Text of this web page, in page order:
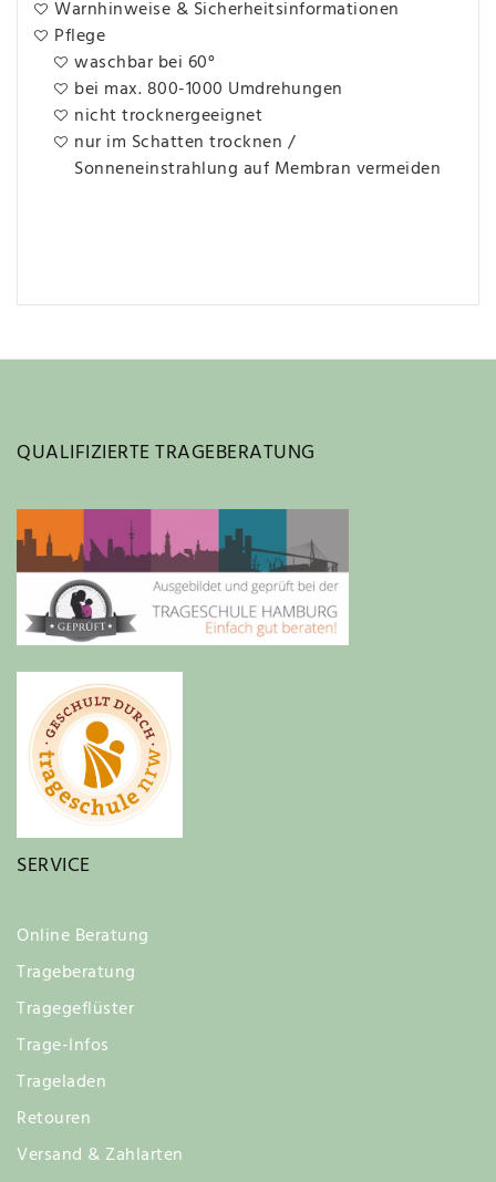
Warnhinweise & Sicherheitsinformationen
Pflege
waschbar bei 60°
bei max. 800-1000 Umdrehungen
nicht trocknergeeignet
nur im Schatten trocknen /
Sonneneinstrahlung auf Membran vermeiden
QUALIFIZIERTE TRAGEBERATUNG
SERVICE
Online Beratung
Trageberatung
Tragegeflüster
Trage-Infos
Trageladen
Retouren
Versand & Zahlarten